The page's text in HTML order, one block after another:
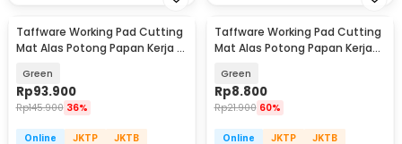
Taffware Working Pad Cutting
Mat Alas Potong Papan Kerja A1
Green
Rp93.900
Rp145.900 36%
Online JKTP
JKTB
Taffware Working Pad Cutting
Mat Alas Potong Papan Kerja
Green
Rp8.800
Rp21.900 60%
Online JKTP
JKTB